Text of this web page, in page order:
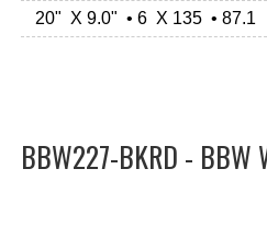
20" X 9.0" • 6 X 135 • 87.1
BBW227-BKRD - BBW